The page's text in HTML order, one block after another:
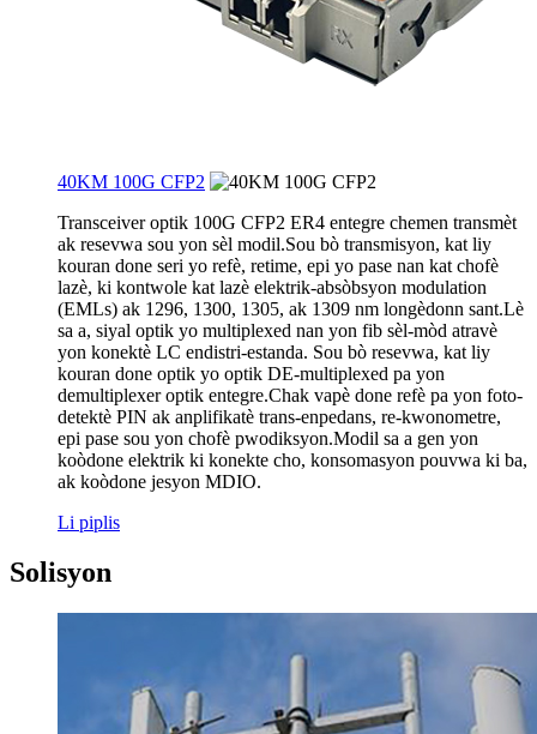
40KM 100G CFP2
Transceiver optik 100G CFP2 ER4 entegre chemen transmèt
ak resevwa sou yon sèl modil.Sou bò transmisyon, kat liy
kouran done seri yo refè, retime, epi yo pase nan kat chofè
lazè, ki kontwole kat lazè elektrik-absòbsyon modulation
(EMLs) ak 1296, 1300, 1305, ak 1309 nm longèdonn sant.Lè
sa a, siyal optik yo multiplexed nan yon fib sèl-mòd atravè
yon konektè LC endistri-estanda. Sou bò resevwa, kat liy
kouran done optik yo optik DE-multiplexed pa yon
demultiplexer optik entegre.Chak vapè done refè pa yon foto-
detektè PIN ak anplifikatè trans-enpedans, re-kwonometre,
epi pase sou yon chofè pwodiksyon.Modil sa a gen yon
koòdone elektrik ki konekte cho, konsomasyon pouvwa ki ba,
ak koòdone jesyon MDIO.
Li piplis
Solisyon